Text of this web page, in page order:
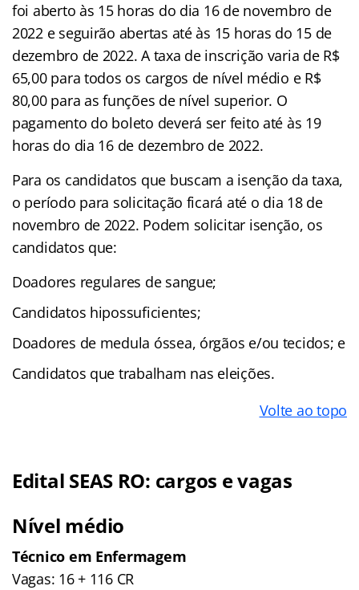
foi aberto às 15 horas do dia 16 de novembro de
2022 e seguirão abertas até às 15 horas do 15 de
dezembro de 2022. A taxa de inscrição varia de R$
65,00 para todos os cargos de nível médio e R$
80,00 para as funções de nível superior. O
pagamento do boleto deverá ser feito até às 19
horas do dia 16 de dezembro de 2022.
Para os candidatos que buscam a isenção da taxa,
o período para solicitação ficará até o dia 18 de
novembro de 2022. Podem solicitar isenção, os
candidatos que:
Doadores regulares de sangue;
Candidatos hipossuficientes;
Doadores de medula óssea, órgãos e/ou tecidos; e
Candidatos que trabalham nas eleições.
Volte ao topo
Edital SEAS RO: cargos e vagas
Nível médio
Técnico em Enfermagem
Vagas: 16 + 116 CR